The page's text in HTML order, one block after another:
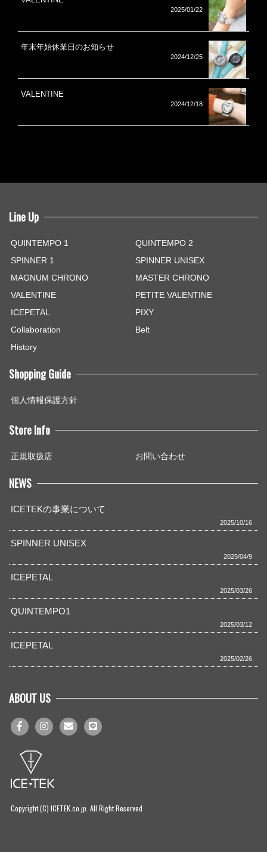
2025/01/22
年末年始休業日のお知らせ
2024/12/25
VALENTINE
2024/12/18
Line Up
QUINTEMPO 1
QUINTEMPO 2
SPINNER 1
SPINNER UNISEX
MAGNUM CHRONO
MASTER CHRONO
VALENTINE
PETITE VALENTINE
ICEPETAL
PIXY
Collaboration
Belt
History
Shopping Guide
個人情報保護方針
Store Info
正規取扱店 お問い合わせ
NEWS
ICETEKの事業について
2025/10/16
SPINNER UNISEX
2025/04/9
ICEPETAL
2025/03/26
QUINTEMPO1
2025/03/12
ICEPETAL
2025/02/26
ABOUT US
Copyright (C) ICETEK.co.jp. All Right Reserved